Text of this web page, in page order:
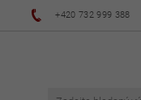
+420 732 999 388